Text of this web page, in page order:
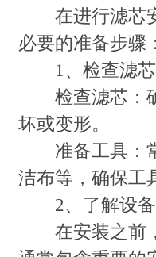
在进行滤芯安
必要的准备步骤
1、检查滤芯
检查滤芯：确
坏或变形。
准备工具：常
洁布等，确保工
2、了解设备
在安装之前，